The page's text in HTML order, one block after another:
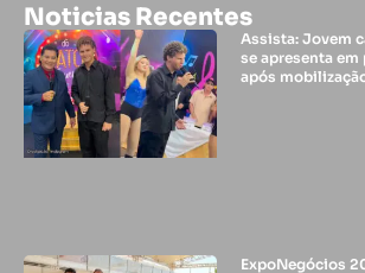
Noticias Recentes
Assista: Jovem
se apresenta em
após
ExpoNegócios